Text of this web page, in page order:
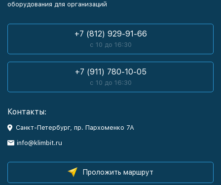
оборудования для организаций
+7 (812) 929-91-66
с 10 до 16:30
+7 (911) 780-10-05
с 10 до 16:30
Контакты:
Санкт-Петербург, пр. Пархоменко 7А
info@klimbit.ru
Проложить маршрут